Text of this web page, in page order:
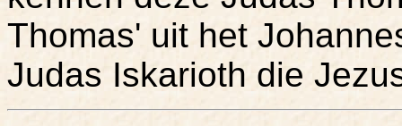
Thomas' uit het
Judas Iskarioth die